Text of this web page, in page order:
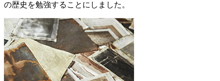
の歴史を勉強することにしました。